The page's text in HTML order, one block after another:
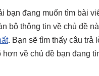
bạn đang muốn tìm bài
bộ thông tin về chủ đề
. Bạn sẽ tìm thấy câu trả
hơn về chủ đề bạn đang